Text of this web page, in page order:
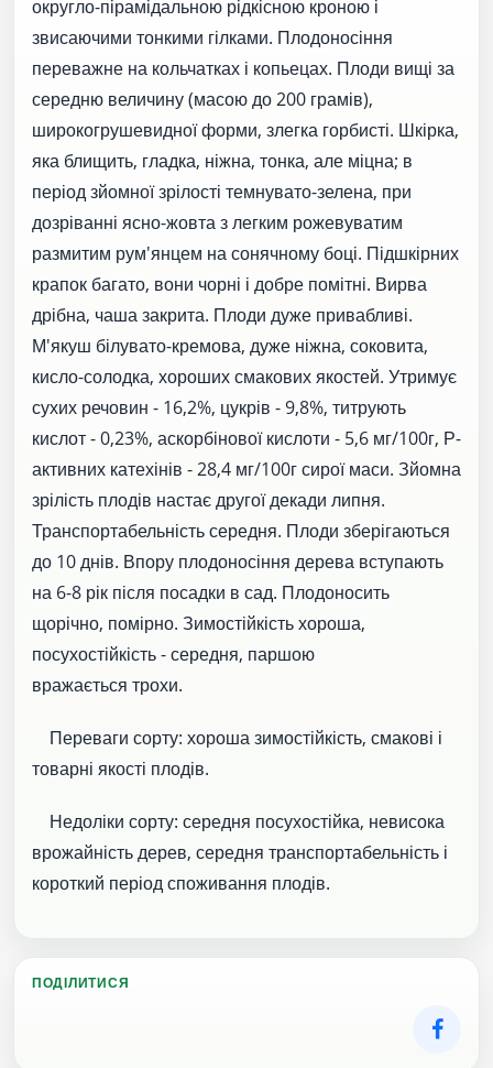
округло-пірамідальною рідкісною кроною і
звисаючими тонкими гілками. Плодоносіння
переважне на кольчатках і копьецах. Плоди вищі за
середню величину (масою до 200 грамів),
широкогрушевидної форми, злегка горбисті. Шкірка,
яка блищить, гладка, ніжна, тонка, але міцна; в
період зйомної зрілості темнувато-зелена, при
дозріванні ясно-жовта з легким рожевуватим
размитим рум'янцем на сонячному боці. Підшкірних
крапок багато, вони чорні і добре помітні. Вирва
дрібна, чаша закрита. Плоди дуже привабливі.
М'якуш білувато-кремова, дуже ніжна, соковита,
кисло-солодка, хороших смакових якостей. Утримує
сухих речовин - 16,2%, цукрів - 9,8%, титрують
кислот - 0,23%, аскорбінової кислоти - 5,6 мг/100г, Р-
активних катехінів - 28,4 мг/100г сирої маси. Зйомна
зрілість плодів настає другої декади липня.
Транспортабельність середня. Плоди зберігаються
до 10 днів. Впору плодоносіння дерева вступають
на 6-8 рік після посадки в сад. Плодоносить
щорічно, помірно. Зимостійкість хороша,
посухостійкість - середня, паршою
вражається трохи.
Переваги сорту: хороша зимостійкість, смакові і
товарні якості плодів.
Недоліки сорту: середня посухостійка, невисока
врожайність дерев, середня транспортабельність і
короткий період споживання плодів.
ПОДІЛИТИСЯ